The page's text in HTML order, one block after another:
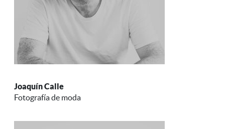
Joaquín Calle
Fotografía de moda